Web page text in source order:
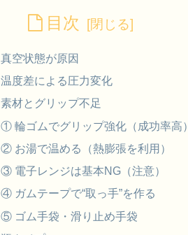
目次
真空状態が原因
温度差による圧力変化
素材とグリップ不足
① 輪ゴムでグリップ強化（成功率高）
② お湯で温める（熱膨張を利用）
③ 電子レンジは基本NG（注意）
④ ガムテープで“取っ手”を作る
⑤ ゴム手袋・滑り止め手袋